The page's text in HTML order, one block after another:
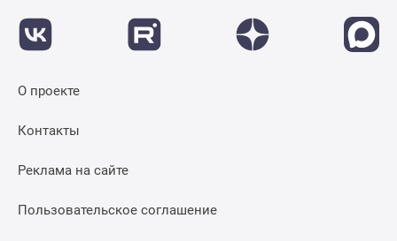
О проекте
Контакты
Реклама на сайте
Пользовательское соглашение